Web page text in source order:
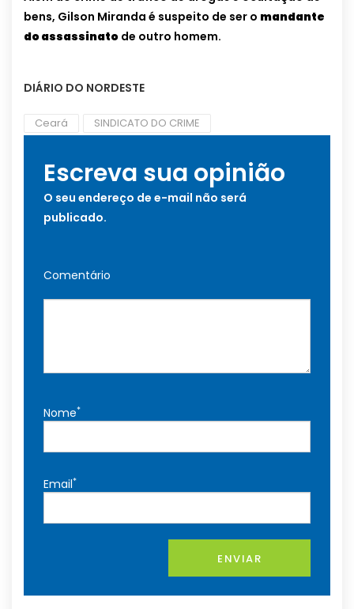
bens, Gilson Miranda é suspeito de ser o mandante
do assassinato de outro homem.
DIÁRIO DO NORDESTE
Ceará SINDICATO DO CRIME
Escreva sua opinião
O seu endereço de e-mail não será
publicado.
Comentário
Nome*
Email*
ENVIAR